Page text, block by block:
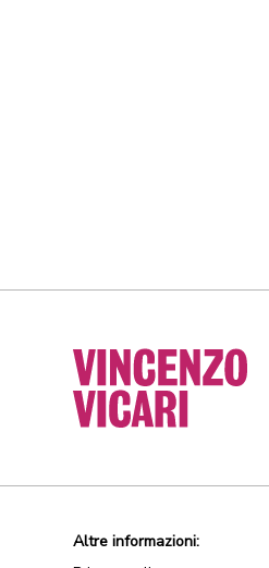
Altre informazioni: